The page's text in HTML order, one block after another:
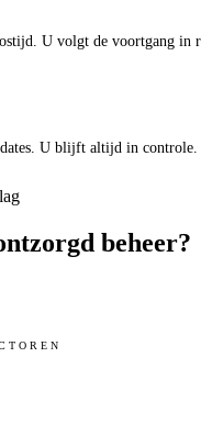
U volgt de voortgang in
U blijft altijd in controle.
beheer?